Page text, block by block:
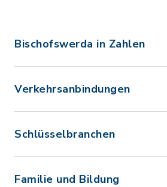
Bischofswerda in Zahlen
Verkehrsanbindungen
Schlüsselbranchen
Familie und Bildung